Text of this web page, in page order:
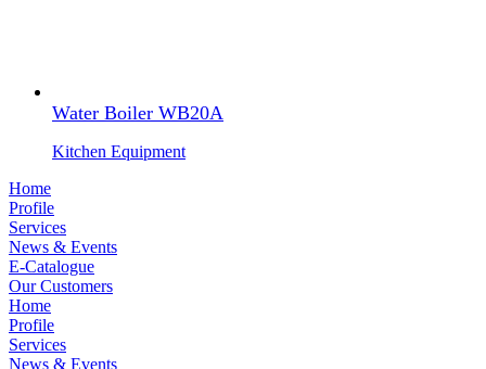
Water Boiler WB20A
Kitchen Equipment
Home
Profile
Services
News & Events
E-Catalogue
Our Customers
Home
Profile
Services
News & Events